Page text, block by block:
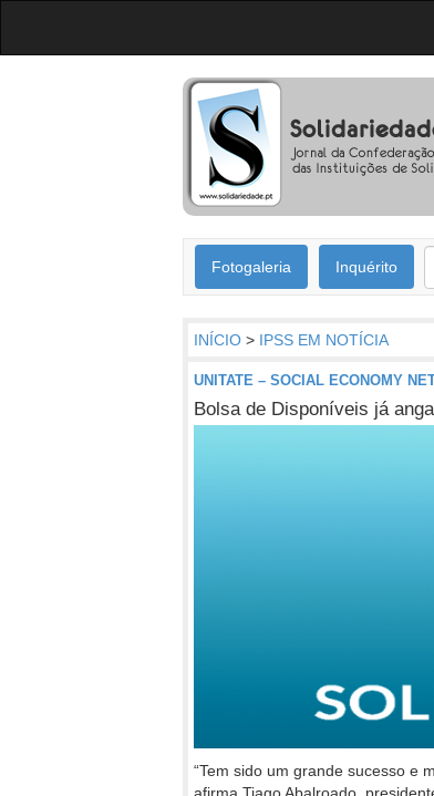
Fotogaleria Inquérito
INÍCIO > IPSS EM NOTÍCIA
UNITATE – SOCIAL ECONOMY
Bolsa de Disponíveis já
“Tem sido um grande sucesso e